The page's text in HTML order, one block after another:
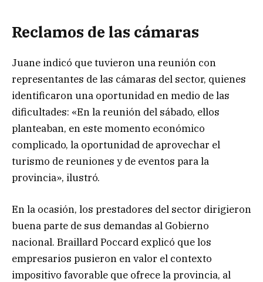
Reclamos de las cámaras
Juane indicó que tuvieron una reunión con
representantes de las cámaras del sector, quienes
identificaron una oportunidad en medio de las
dificultades: «En la reunión del sábado, ellos
planteaban, en este momento económico
complicado, la oportunidad de aprovechar el
turismo de reuniones y de eventos para la
provincia», ilustró.
En la ocasión, los prestadores del sector dirigieron
buena parte de sus demandas al Gobierno
nacional. Braillard Poccard explicó que los
empresarios pusieron en valor el contexto
impositivo favorable que ofrece la provincia, al